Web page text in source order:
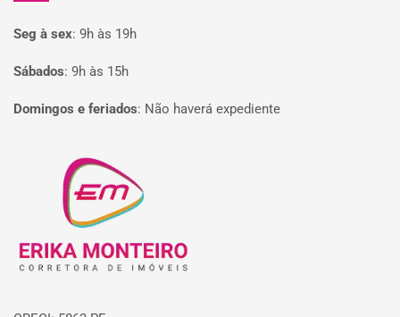
Seg à sex: 9h às 19h
Sábados: 9h às 15h
Domingos e feriados: Não haverá expediente
Página inicial